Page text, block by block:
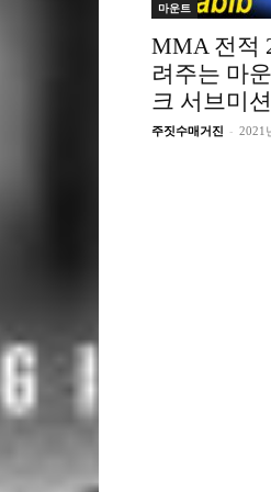
마운트
MMA 전적
려주는 마
크 서브미
주짓수매거진 - 2021